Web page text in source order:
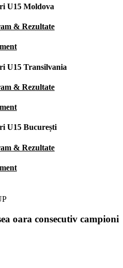
U15 Moldova
& Rezultate
U15 Transilvania
& Rezultate
U15 București
& Rezultate
oara consecutiv campioni